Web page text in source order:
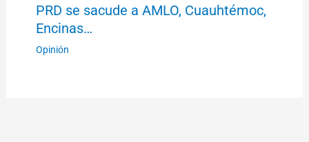
PRD se sacude a AMLO, Cuauhtémoc,
Encinas…
Opinión